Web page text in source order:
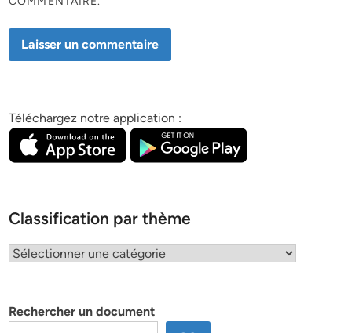
Téléchargez notre application :
Classification par thème
Classification
Rechercher un document